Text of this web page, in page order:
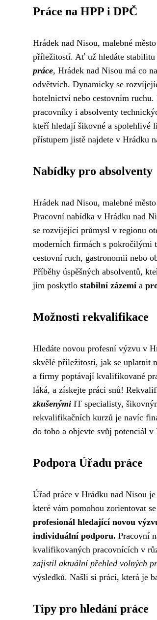
Práce na HPP i DPČ
Hrádek nad Nisou, malebné
příležitostí. Ať už hledáte stabilitu
práce, Hrádek nad Nisou má co
odvětvích. Dynamicky se
hotelnictví nebo cestovním
pracovníky i absolventy
kteří hledají šikovné a spolehlivé
přístupem jistě najdete v Hrádku
Nabídky pro absolventy
Hrádek nad Nisou, malebné
Pracovní nabídka v Hrádku nad
se rozvíjející průmysl v regionu
moderních firmách s pokročilými
cestovní ruch, gastronomii nebo
Příběhy úspěšných absolventů,
jim poskytlo stabilní zázemía
Možnosti rekvalifikace
Hledáte novou profesní výzvu v
skvělé příležitosti, jak se uplatnit
a firmy poptávají kvalifikované
láká, a získejte práci snů!
zkušenými IT specialisty,
rekvalifikačních kurzů je navíc
do toho a objevte svůj potenciál v
Podpora Úřadu práce
Úřad práce v Hrádku nad Nisou
které vám pomohou zorientovat
profesionál hledající novou
individuální podporu. Pracovní
kvalifikovaných pracovnících v
zajistil aktuální přehled volných
výsledků. Našli si práci, která je
Tipy pro hledání práce